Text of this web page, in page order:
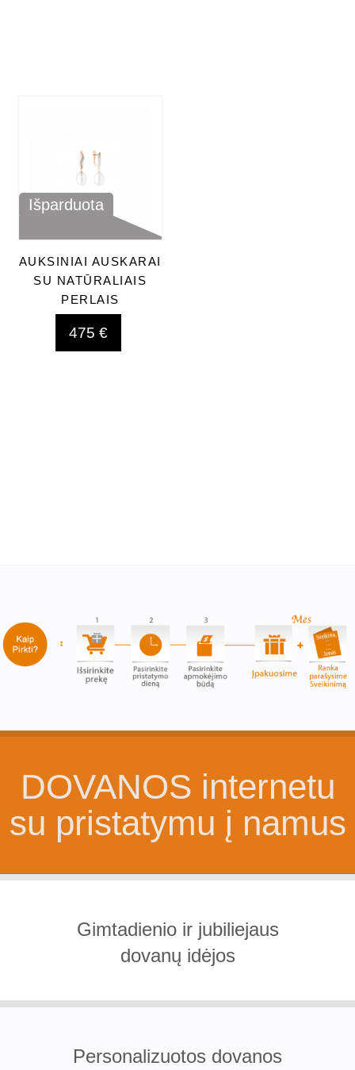
Išparduota
AUKSINIAI AUSKARAI
SU NATŪRALIAIS
PERLAIS
475 €
DOVANOS internetu
su pristatymu į namus
Gimtadienio ir jubiliejaus
dovanų idėjos
Personalizuotos dovanos